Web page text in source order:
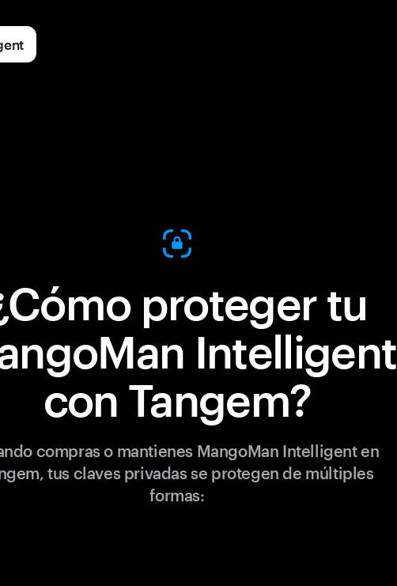
proteger tu
Intelligent
con Tangem?
compras o mantienes MangoMan Intelligent en
tus claves privadas se protegen de múltiples
formas: